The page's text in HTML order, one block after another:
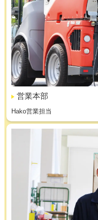
営業本部
Hako営業担当